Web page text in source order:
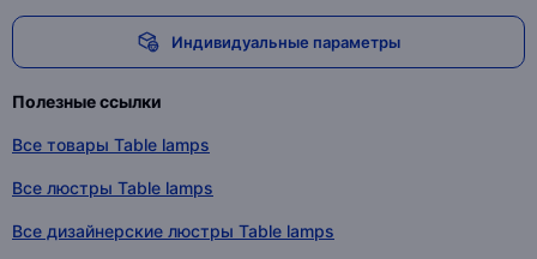
Индивидуальные параметры
Полезные ссылки
Все товары Table lamps
Все люстры Table lamps
Все дизайнерские люстры Table lamps